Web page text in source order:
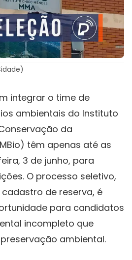
integrar o time de
ambientais do Instituto
da
têm apenas até as
3 de junho, para
O processo seletivo,
de reserva, é
para candidatos
incompleto que
ambiental.